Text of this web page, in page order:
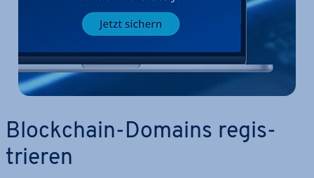
Block­chain-Domains re­gis­
trie­ren